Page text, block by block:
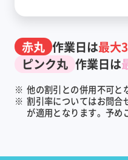
赤丸 作業日は最大
ピンク丸 作業日は
※ 他の割引との併用不可と
※ 割引率についてはお問合
が適用となります。予め